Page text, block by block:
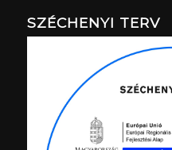
SZÉCHENYI TERV